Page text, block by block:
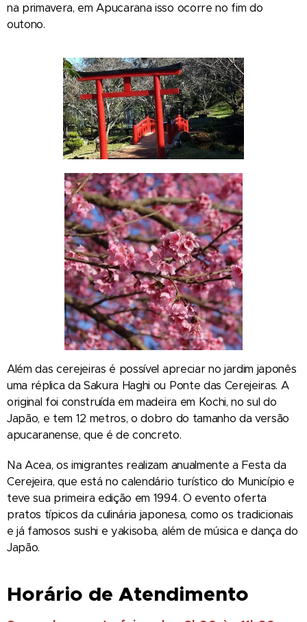
na primavera, em Apucarana isso ocorre no fim do
outono.
Além das cerejeiras é possível apreciar no jardim japonês
uma réplica da Sakura Haghi ou Ponte das Cerejeiras. A
original foi construída em madeira em Kochi, no sul do
Japão, e tem 12 metros, o dobro do tamanho da versão
apucaranense, que é de concreto.
Na Acea, os imigrantes realizam anualmente a Festa da
Cerejeira, que está no calendário turístico do Município e
teve sua primeira edição em 1994. O evento oferta
pratos típicos da culinária japonesa, como os tradicionais
e já famosos sushi e yakisoba, além de música e dança do
Japão.
Horário de Atendimento